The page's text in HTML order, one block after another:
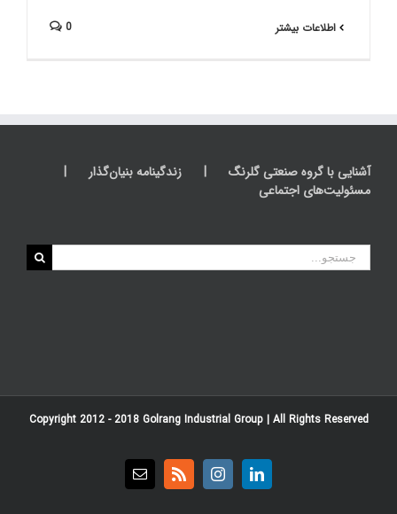
اطلاعات بیشتر 0
آشنایی با گروه صنعتی گلرنگ
زندگینامه بنیان‌گذار
مسئولیت‌های اجتماعی
جستجو
برای:
Copyright 2012 - 2018 Golrang Industrial Group| All Rights Reserved
LinkedIn
Instagram
Rss
Email